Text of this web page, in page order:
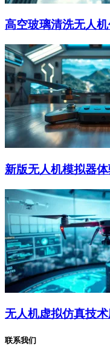
高空玻璃清洗无人
新版无人机模拟器
无人机虚拟仿真技
联系我们